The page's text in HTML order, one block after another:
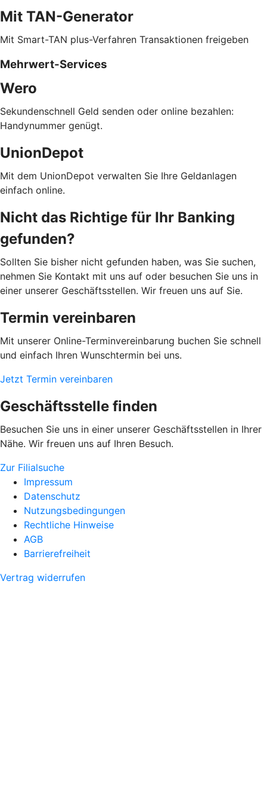
Mit TAN-Generator
Mit Smart-TAN plus-Verfahren Transaktionen freigeben
Mehrwert-Services
Wero
Sekundenschnell Geld senden oder online bezahlen:
Handynummer genügt.
UnionDepot
Mit dem UnionDepot verwalten Sie Ihre Geldanlagen
einfach online.
Nicht das Richtige für Ihr Banking
gefunden?
Sollten Sie bisher nicht gefunden haben, was Sie suchen,
nehmen Sie Kontakt mit uns auf oder besuchen Sie uns in
einer unserer Geschäftsstellen. Wir freuen uns auf Sie.
Termin vereinbaren
Mit unserer Online-Terminvereinbarung buchen Sie schnell
und einfach Ihren Wunschtermin bei uns.
Jetzt Termin vereinbaren
Geschäftsstelle finden
Besuchen Sie uns in einer unserer Geschäftsstellen in Ihrer
Nähe. Wir freuen uns auf Ihren Besuch.
Zur Filialsuche
Impressum
Datenschutz
Nutzungsbedingungen
Rechtliche Hinweise
AGB
Barrierefreiheit
Vertrag widerrufen